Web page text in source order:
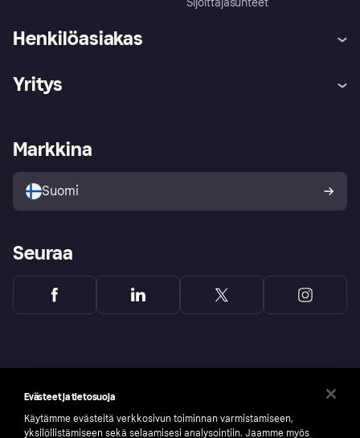
Sijoittajasuhteet
Henkilöasiakas
Kirjaudu sisään
Tutustu kauppoihin
Ostajan turva
Yritys
Kirjaudu sisään yrityksenä
Markkina
Suomi
Seuraa
Evästeet ja tietosuoja
Käytämme evästeitä verkkosivun toiminnan varmistamiseen,
yksilöllistämiseen sekä selaamisesi analysointiin. Jaamme myös